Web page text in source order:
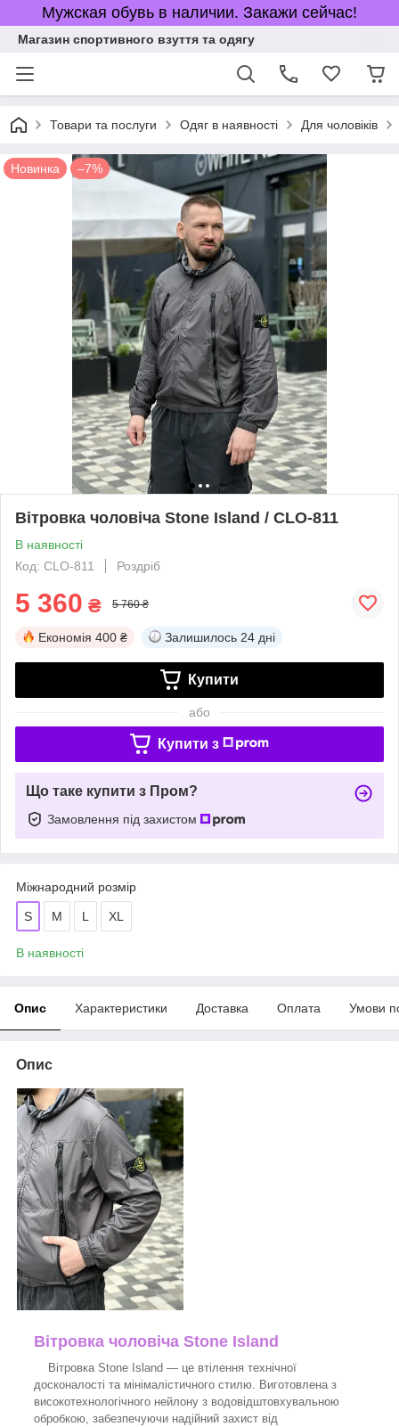
Мужская обувь в наличии. Закажи сейчас!
Магазин спортивного взуття та одягу
Товари та послуги Одяг в наявності Для чоловіків
Новинка –7%
Вітровка чоловіча Stone Island / CLO-811
В наявності
Код: CLO-811
Роздріб
5 360 ₴ 5 760 ₴
Економія 400 ₴ Залишилось 24 дні
Купити
або
Купити з
Що таке купити з Пром?
Замовлення під захистом
Міжнародний розмір
S M L XL
В наявності
Опис Характеристики Доставка Оплата Умови
Опис
Вітровка чоловіча Stone Island
Вітровка Stone Island — це втілення технічної
досконалості та мінімалістичного стилю. Виготовлена з
високотехнологічного нейлону з водовідштовхувальною
обробкою, забезпечуючи надійний захист від